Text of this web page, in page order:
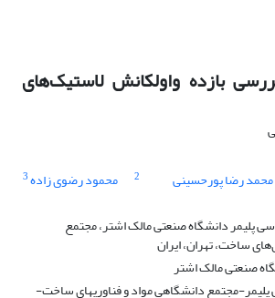
بازده واولکانش لاستیک‌های
محمد رضا پورحسینی 2 محمود رضوی زاده3
پلیمر دانشگاه صنعتی مالک اشتر، مجتمع
ساخت، تهران، ایران
صنعتی مالک اشتر
مجتمع دانشگاهی مواد و فناوریهای ساخت-